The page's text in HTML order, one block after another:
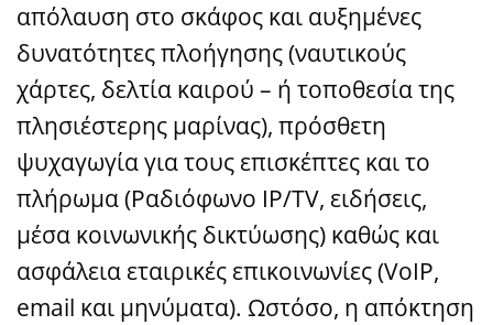
απόλαυση στο σκάφος και αυξημένες
δυνατότητες πλοήγησης (ναυτικούς
χάρτες, δελτία καιρού – ή τοποθεσία της
πλησιέστερης μαρίνας), πρόσθετη
ψυχαγωγία για τους επισκέπτες και το
πλήρωμα (Ραδιόφωνο IP/TV, ειδήσεις,
μέσα κοινωνικής δικτύωσης) καθώς και
ασφάλεια εταιρικές επικοινωνίες (VoIP,
email και μηνύματα). Ωστόσο, η απόκτηση